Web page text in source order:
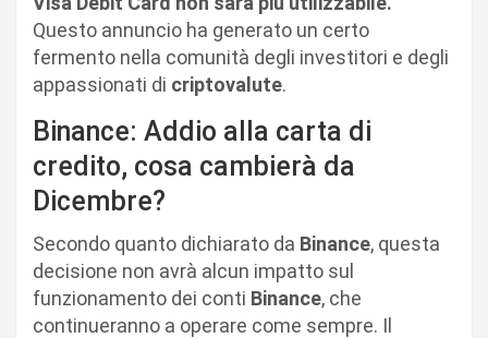
Questo annuncio ha generato un certo
fermento nella comunità degli investitori e degli
appassionati di criptovalute.
Binance: Addio alla carta di
credito, cosa cambierà da
Dicembre?
Secondo quanto dichiarato da Binance, questa
decisione non avrà alcun impatto sul
funzionamento dei conti Binance, che
continueranno a operare come sempre. Il